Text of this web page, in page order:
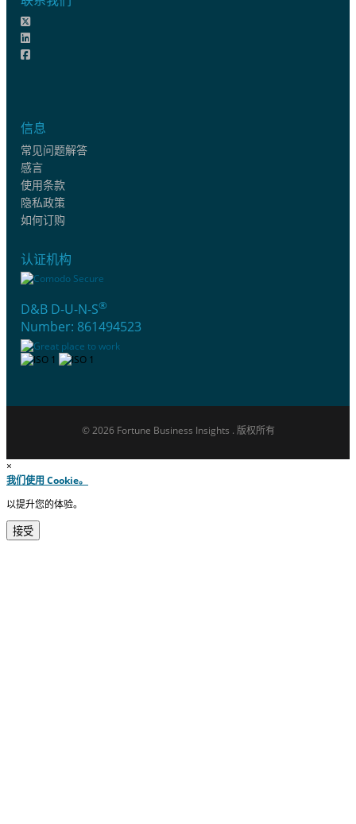
信息
常见问题解答
感言
使用条款
隐私政策
如何订购
认证机构
D&B D-U-N-S®
Number: 861494523
© 2026 Fortune Business Insights . 版权所有
×
我们使用 Cookie。
以提升您的体验。
接受